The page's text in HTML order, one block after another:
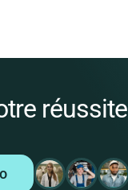
réussite